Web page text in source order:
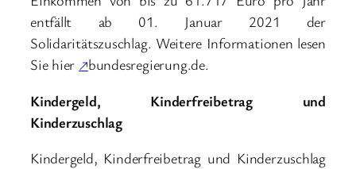
entfällt ab 01. Januar 2021 der
Solidaritätszuschlag. Weitere Informationen lesen
Sie hier ↗bundesregierung.de.
Kindergeld, Kinderfreibetrag und
Kinderzuschlag
Kindergeld, Kinderfreibetrag und Kinderzuschlag